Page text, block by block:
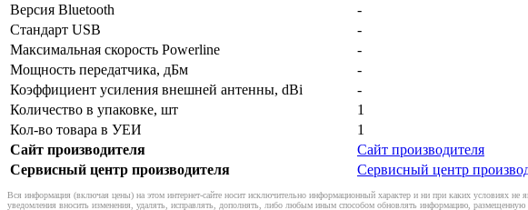
Версия Bluetooth
-
Стандарт USB
-
Максимальная скорость Powerline
-
Мощность передатчика, дБм
-
Коэффициент усиления внешней антенны, dBi
-
Количество в упаковке, шт
1
Кол-во товара в УЕИ
1
Сайт производителя
Сайт производителя
Сервисный центр производителя
Сервисный центр
Вся информация (включая цены) на этом интернет-сайте носит исключительно информационный характер и ни при каких условиях
уведомления вносить изменения, удалять, исправлять, дополнять, либо любым иным способом обновлять информацию, размещенную